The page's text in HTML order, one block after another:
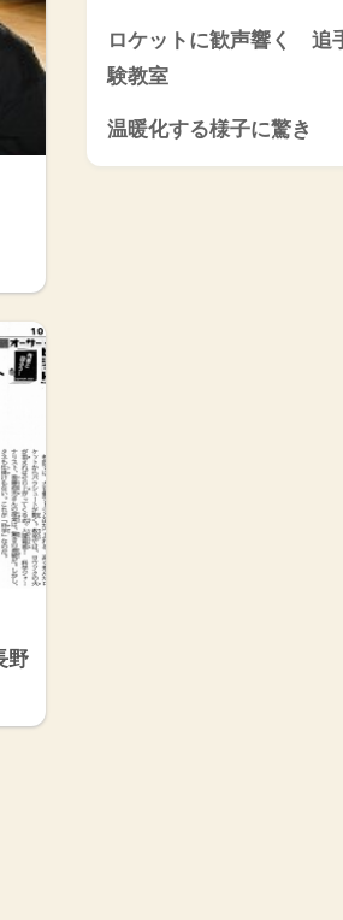
野
ロケットに歓声響く 追
験教室
温暖化する様子に驚き